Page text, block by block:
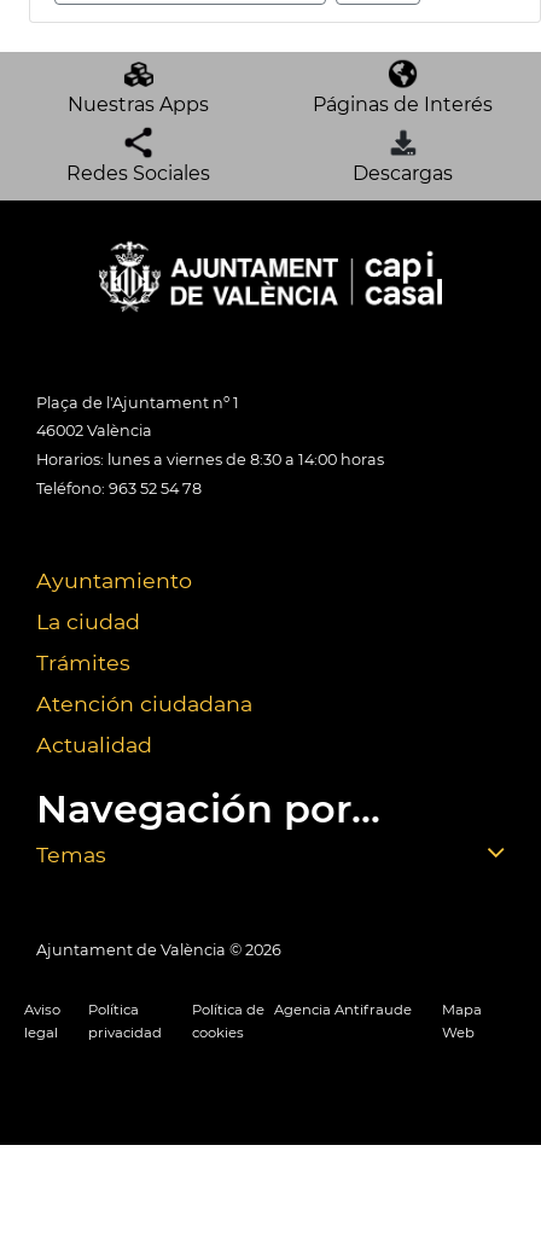
Nuestras Apps Páginas de Interés
Redes Sociales Descargas
Plaça de l'Ajuntament nº 1
46002 València
Horarios: lunes a viernes de 8:30 a 14:00 horas
Teléfono: 963 52 54 78
Ayuntamiento
La ciudad
Trámites
Atención ciudadana
Actualidad
Navegación por...
Temas
Ajuntament de València © 2026
Aviso
legal
Política
privacidad
Política de
cookies
Agencia Antifraude
Mapa
Web